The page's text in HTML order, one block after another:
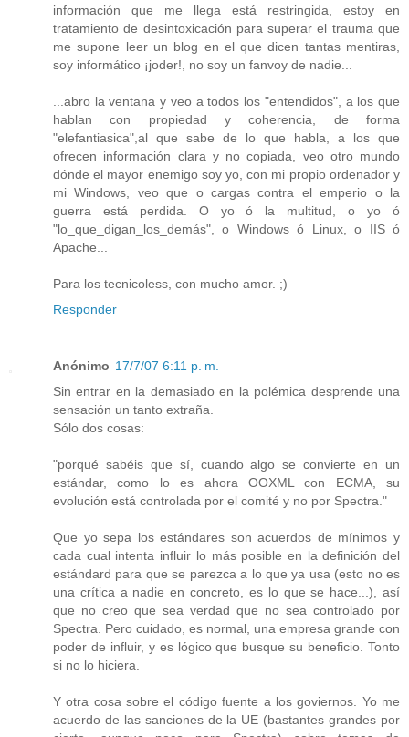
información que me llega está restringida, estoy en
tratamiento de desintoxicación para superar el trauma que
me supone leer un blog en el que dicen tantas mentiras,
soy informático ¡joder!, no soy un fanvoy de nadie...
...abro la ventana y veo a todos los "entendidos", a los que
hablan con propiedad y coherencia, de forma
"elefantiasica",al que sabe de lo que habla, a los que
ofrecen información clara y no copiada, veo otro mundo
dónde el mayor enemigo soy yo, con mi propio ordenador y
mi Windows, veo que o cargas contra el emperio o la
guerra está perdida. O yo ó la multitud, o yo ó
"lo_que_digan_los_demás", o Windows ó Linux, o IIS ó
Apache...
Para los tecnicoless, con mucho amor. ;)
Responder
Anónimo 17/7/07 6:11 p. m.
Sin entrar en la demasiado en la polémica desprende una
sensación un tanto extraña.
Sólo dos cosas:
"porqué sabéis que sí, cuando algo se convierte en un
estándar, como lo es ahora OOXML con ECMA, su
evolución está controlada por el comité y no por Spectra."
Que yo sepa los estándares son acuerdos de mínimos y
cada cual intenta influir lo más posible en la definición del
estándard para que se parezca a lo que ya usa (esto no es
una crítica a nadie en concreto, es lo que se hace...), así
que no creo que sea verdad que no sea controlado por
Spectra. Pero cuidado, es normal, una empresa grande con
poder de influir, y es lógico que busque su beneficio. Tonto
si no lo hiciera.
Y otra cosa sobre el código fuente a los goviernos. Yo me
acuerdo de las sanciones de la UE (bastantes grandes por